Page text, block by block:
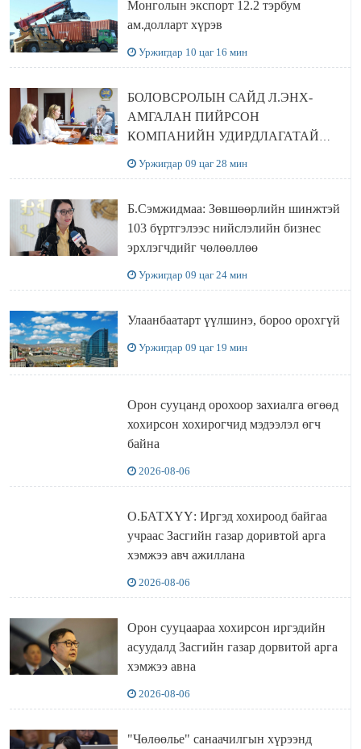
Монголын экспорт 12.2 тэрбум
ам.долларт хүрэв
Уржигдар 10 цаг 16 мин
БОЛОВСРОЛЫН САЙД Л.ЭНХ-
АМГАЛАН ПИЙРСОН
КОМПАНИЙН УДИРДЛАГАТАЙ
Уржигдар 09 цаг 28 мин
Б.Сэмжидмаа: Зөвшөөрлийн шинжтэй
103 бүртгэлээс нийслэлийн бизнес
эрхлэгчдийг чөлөөллөө
Уржигдар 09 цаг 24 мин
Улаанбаатарт үүлшинэ, бороо орохгүй
Уржигдар 09 цаг 19 мин
Орон сууцанд орохоор захиалга өгөөд
хохирсон хохирогчид мэдээлэл өгч
байна
2026-08-06
О.БАТХҮҮ: Иргэд хохироод байгаа
учраас Засгийн газар доривтой арга
хэмжээ авч ажиллана
2026-08-06
Орон сууцаараа хохирсон иргэдийн
асуудалд Засгийн газар дорвитой арга
хэмжээ авна
2026-08-06
"Чөлөөлье" санаачилгын хүрээнд